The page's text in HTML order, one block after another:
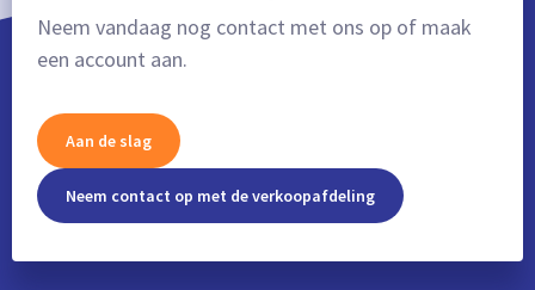
Neem vandaag nog contact met ons op of maak
een account aan.
Aan de slag
Neem contact op met de verkoopafdeling